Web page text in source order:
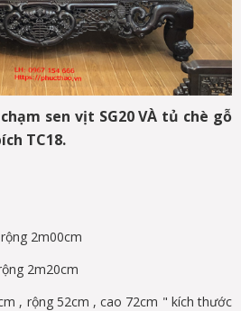
sen vịt SG20 VÀ tủ chè gỗ
TC18.
2m00cm
2m20cm
, rộng 52cm , cao 72cm " kích thước